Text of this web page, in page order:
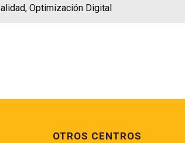
Optimización Digital
OTROS CENTROS